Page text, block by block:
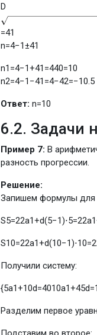
D
=41
n=4−1±41
n1 =4−1+41 =440=10
n2=4−1 −41 =4−42=−10.5
Ответ: n=10
6.2. Задачи
Пример 7: В
разность прогрессии.
Решение:
Запишем формулы для
S5=22a1+d(5−1)⋅5=22a1
S10=22a1+d(10−1)⋅10=2
Получили систему:
{5a1+10d=4010a1+45d=
Разделим первое